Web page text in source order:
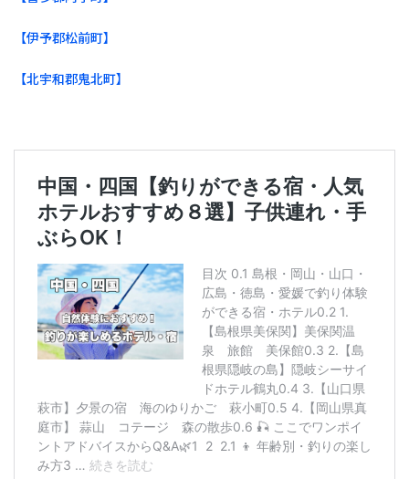
【伊予郡松前町】
【北宇和郡鬼北町】